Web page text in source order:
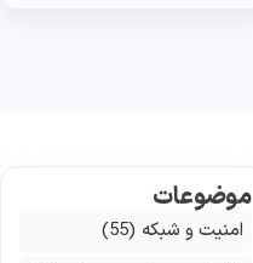
موضوعات
امنیت و شبکه(55)